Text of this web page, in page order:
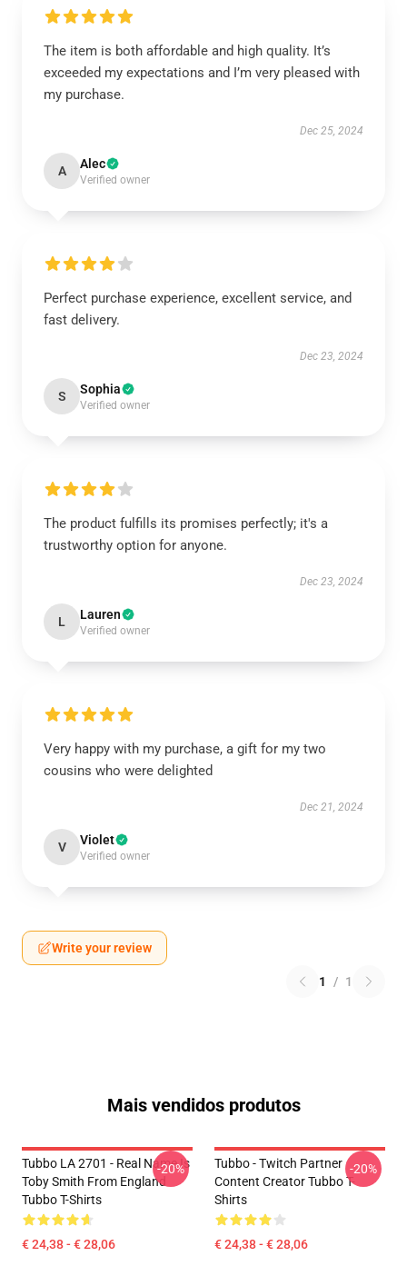
The item is both affordable and high quality. It’s
exceeded my expectations and I’m very pleased with
my purchase.
Dec 25, 2024
A Alec
Verified owner
Perfect purchase experience, excellent service, and
fast delivery.
Dec 23, 2024
S Sophia
Verified owner
The product fulfills its promises perfectly; it's a
trustworthy option for anyone.
Dec 23, 2024
L Lauren
Verified owner
Very happy with my purchase, a gift for my two
cousins who were delighted
Dec 21, 2024
V Violet
Verified owner
Write your review
1 / 1
Mais vendidos produtos
Tubbo LA 2701 - Real Name Is
Toby Smith From England
Tubbo T-Shirts
€ 24,38 - € 28,06
-20%
Tubbo - Twitch Partner
Content Creator Tubbo T-
Shirts
€ 24,38 - € 28,06
-20%